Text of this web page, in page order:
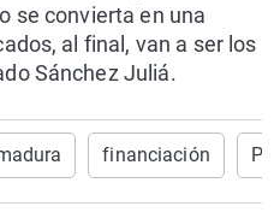
se convierta en una
al final, van a ser los
Sánchez Juliá.
financiación PP